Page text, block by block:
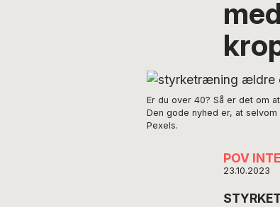
Er du over 40? Så er det om
Den gode nyhed er, at
Pexels.
POV
23.10.2023